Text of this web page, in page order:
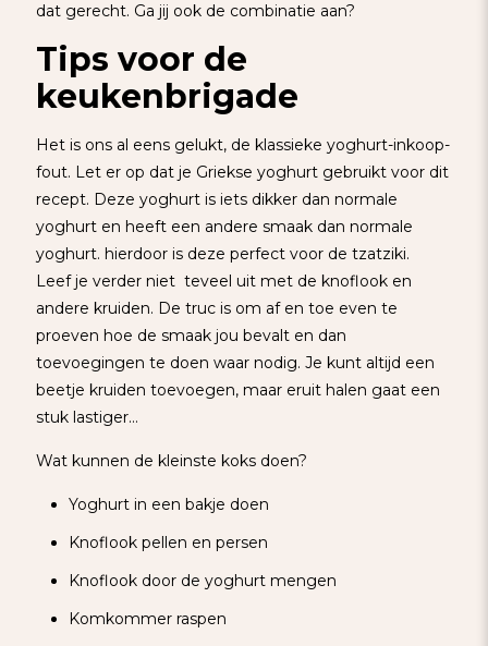
dat gerecht. Ga jij ook de combinatie aan?
Tips voor de
keukenbrigade
Het is ons al eens gelukt, de klassieke yoghurt-inkoop-
fout. Let er op dat je Griekse yoghurt gebruikt voor dit
recept. Deze yoghurt is iets dikker dan normale
yoghurt en heeft een andere smaak dan normale
yoghurt. hierdoor is deze perfect voor de tzatziki.
Leef je verder niet teveel uit met de knoflook en
andere kruiden. De truc is om af en toe even te
proeven hoe de smaak jou bevalt en dan
toevoegingen te doen waar nodig. Je kunt altijd een
beetje kruiden toevoegen, maar eruit halen gaat een
stuk lastiger…
Wat kunnen de kleinste koks doen?
Yoghurt in een bakje doen
Knoflook pellen en persen
Knoflook door de yoghurt mengen
Komkommer raspen